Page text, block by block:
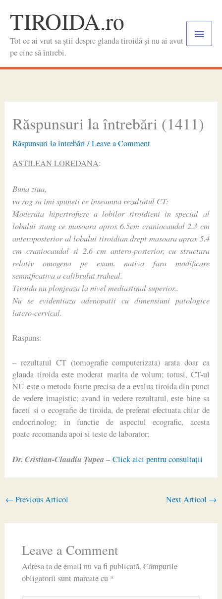
contentTIROIDA.ro
Tot ce ai vrut sa știi despre glanda tiroidă și nu ai avut
pe cine să întrebi.
Main
Răspunsuri la întrebări (1411)
Răspunsuri la întrebări /Leave a Comment
ASTILEAN LOREDANA:
Buna ziua,
va rog sa imi spuneti ce inseamna rezultatul CT:
Moderata hipertrofiere a lobilor tiroidieni in special al
lobului stang ce masoara aprox 6.5cm craniocaudal 2.3 cm
anteroposterior al lobului tiroidian drept masoara aprox 5.4
cm craniocaudal si 2.6 cm antero-posterior, cu structura
relativ omogena pe exam. nativa fara modificare
semnificativa a calibrului traheal.
Tiroida nu plonjeaza la nivel mediastinal superior..
Nu se evidentiaza adenopatii cu dimensiuni patologice
latero-cervical.
Raspuns:
– rezultatul CT (tomografie computerizata) arata doar ca
glanda tiroida este moderat marita de volum; totusi, CT-ul
NU este o metoda foarte precisa de a evalua tiroida din punct
de vedere imagistic; avand in vedere rezultatul, este bine sa
faceti si o ecografie de tiroida, de preferat efectuata chiar de
endocrinolog; in functie de aspectul ecografic, acesta
poate recomanda apoi si teste de laborator;
Dr. Cristian-Claudiu Ţupea–Click aici pentru consultaţii
← Previous Articol Next Articol →
Leave a Comment
Adresa ta de email nu va fi publicată. Câmpurile
obligatorii sunt marcate cu *